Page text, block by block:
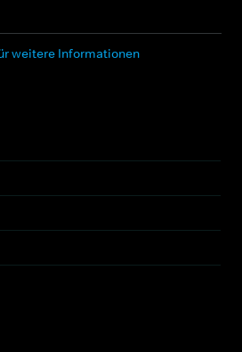
weitere Informationen